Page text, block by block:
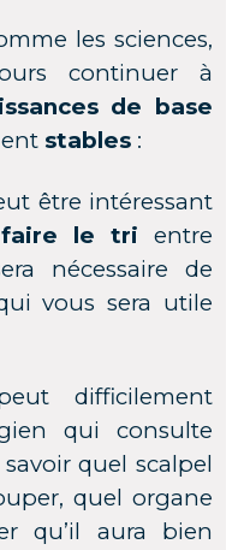
les sciences,
continuer à
de base
stables :
être intéressant
faire le tri entre
nécessaire de
vous sera utile
difficilement
qui consulte
quel scalpel
quel organe
qu’il aura bien